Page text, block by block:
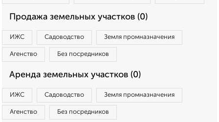
Продажа земельных участков (0)
ИЖС Садоводство Земля промназначения
Агенство Без посредников
Аренда земельных участков (0)
ИЖС Садоводство Земля промназначения
Агенство Без посредников